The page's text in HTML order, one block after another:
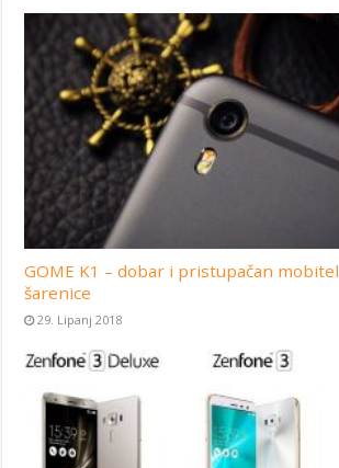
GOME K1 – dobar i pristupačan
šarenice
29. Lipanj 2018